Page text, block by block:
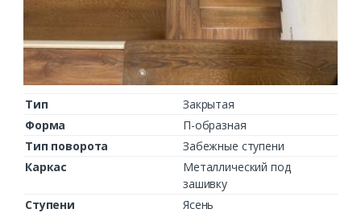
Тип
Закрытая
Форма
П-образная
Тип поворота
Забежные ступени
Каркас
Металлический под
зашивку
Ступени
Ясень